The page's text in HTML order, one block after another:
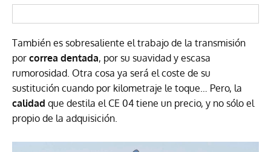
También es sobresaliente el trabajo de la transmisión
por correa dentada, por su suavidad y escasa
rumorosidad. Otra cosa ya será el coste de su
sustitución cuando por kilometraje le toque… Pero, la
calidad que destila el CE 04 tiene un precio, y no sólo el
propio de la adquisición.